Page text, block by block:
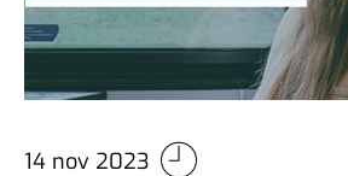
14 nov 2023